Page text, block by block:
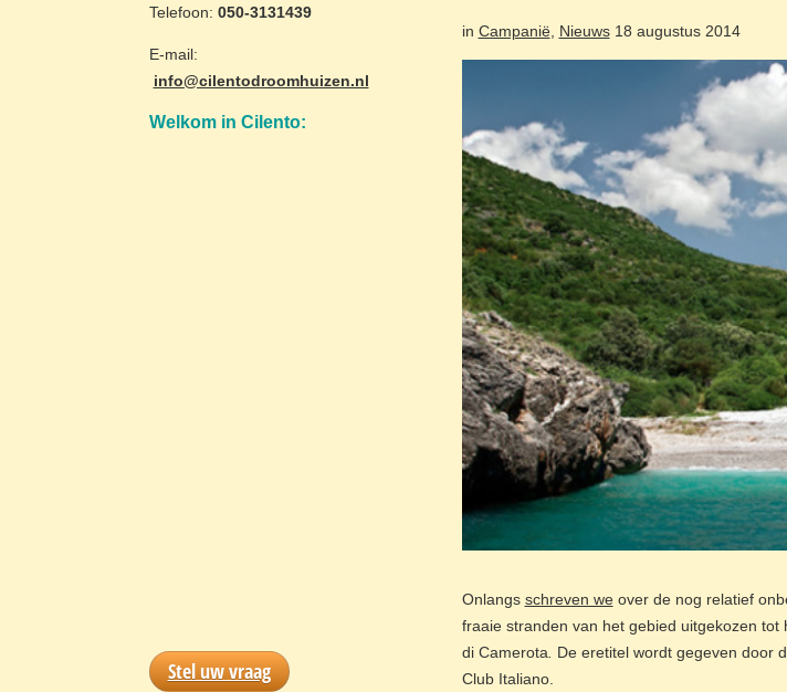
Telefoon: 050-3131439
E-mail:
info@cilentodroomhuizen.nl
Welkom in Cilento:
Stel uw vraag
in Campanië, Nieuws 18 augustus 2014
Onlangs schreven weover de nog relatief
fraaie stranden van het gebied uitgekozen tot
di Camerota
De eretitel wordt gegeven door
Club Italiano.